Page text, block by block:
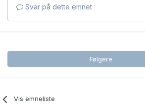
Svar på dette emnet
Følgere
Vis emneliste